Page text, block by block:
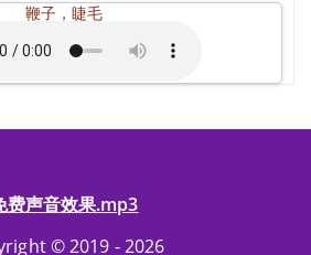
鞭子，睫毛
费声音效果.mp3
© 2019 - 2026